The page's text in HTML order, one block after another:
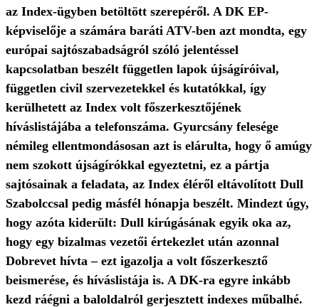
az Index-ügyben betöltött szerepéről. A DK EP-
képviselője a számára baráti ATV-ben azt mondta, egy
európai sajtószabadságról szóló jelentéssel
kapcsolatban beszélt független lapok újságíróival,
független civil szervezetekkel és kutatókkal, így
kerülhetett az Index volt főszerkesztőjének
híváslistájába a telefonszáma. Gyurcsány felesége
némileg ellentmondásosan azt is elárulta, hogy ő amúgy
nem szokott újságírókkal egyeztetni, ez a pártja
sajtósainak a feladata, az Index éléről eltávolított Dull
Szabolccsal pedig másfél hónapja beszélt. Mindezt úgy,
hogy azóta kiderült: Dull kirúgásának egyik oka az,
hogy egy bizalmas vezetői értekezlet után azonnal
Dobrevet hívta – ezt igazolja a volt főszerkesztő
beismerése, és híváslistája is. A DK-ra egyre inkább
kezd ráégni a baloldalról gerjesztett indexes műbalhé.